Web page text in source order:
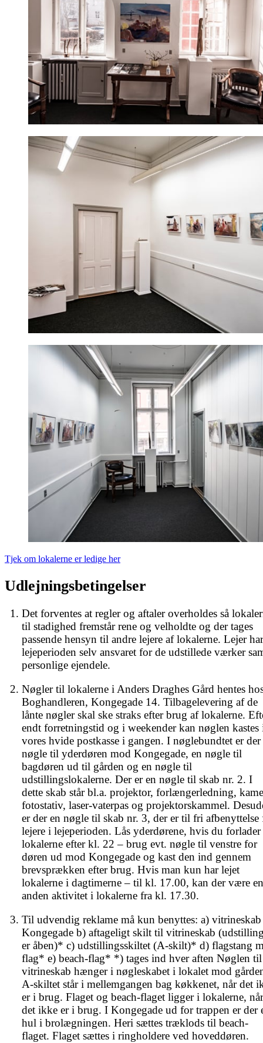
Tjek om lokalerne er ledige her
Udlejningsbetingelser
Det forventes at regler og aftaler overholdes så
til stadighed fremstår rene og velholdte og der tages
passende hensyn til andre lejere af lokalerne. Lejer
lejeperioden selv ansvaret for de udstillede værker
personlige ejendele.
Nøgler til lokalerne i Anders Draghes Gård hentes
Boghandleren, Kongegade 14. Tilbagelevering af de
lånte nøgler skal ske straks efter brug af lokalerne.
endt forretningstid og i weekender kan nøglen kastes
vores hvide postkasse i gangen. I nøglebundtet er der
nøgle til yderdøren mod Kongegade, en nøgle til
bagdøren ud til gården og en nøgle til
udstillingslokalerne. Der er en nøgle til skab nr. 2. I
dette skab står bl.a. projektor, forlængerledning,
fotostativ, laser-vaterpas og projektorskammel.
er der en nøgle til skab nr. 3, der er til fri afbenyttelse
lejere i lejeperioden. Lås yderdørene, hvis du forlader
lokalerne efter kl. 22 – brug evt. nøgle til venstre for
døren ud mod Kongegade og kast den ind gennem
brevsprækken efter brug. Hvis man kun har lejet
lokalerne i dagtimerne – til kl. 17.00, kan der være en
anden aktivitet i lokalerne fra kl. 17.30.
Til udvendig reklame må kun benyttes: a)
Kongegade b) aftageligt skilt til vitrineskab
er åben)* c) udstillingsskiltet (A-skilt)* d) flagstang
flag* e) beach-flag* *) tages ind hver aften Nøglen til
vitrineskab hænger i nøgleskabet i lokalet mod
A-skiltet står i mellemgangen bag køkkenet, når det
er i brug. Flaget og beach-flaget ligger i lokalerne, når
det ikke er i brug. I Kongegade ud for trappen er der
hul i brolægningen. Heri sættes træklods til beach-
flaget. Flaget sættes i ringholdere ved hoveddøren.​